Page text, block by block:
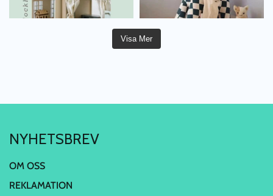
Visa Mer
NYHETSBREV
OM OSS
REKLAMATION